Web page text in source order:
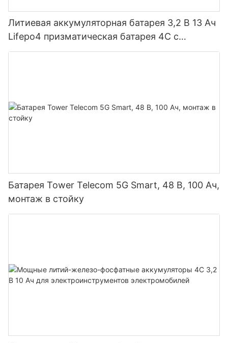
Литиевая аккумуляторная батарея 3,2 В 13 Ач
Lifepo4 призматическая батарея 4C с
быстрой зарядкой
Батарея Tower Telecom 5G Smart, 48 В, 100 Ач,
монтаж в стойку